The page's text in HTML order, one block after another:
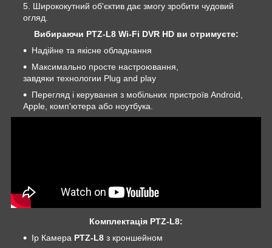
Ширококутний об'єктив дає змогу зробити чудовий
огляд.
Вибираючи PTZ-L8 Wi-Fi DVR HD ви отримуєте:
Надійне та якісне обладнання
Максимально просте настроювання,
завдяки технологии Plug and play
Перегляд і керування з мобільних пристроїв Android,
Apple, комп'ютера або ноутбука.
Комплектація PTZ-L8:
Ip Камера PTZ-L8 з кроншейном